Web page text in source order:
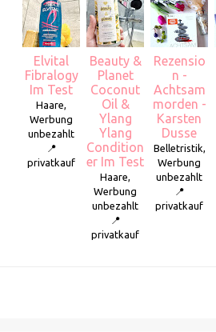
Elvital
Fibralogy
Im Test
Haare,
Werbung
unbezahlt
📍
privatkauf
Beauty &
Planet
Coconut
Oil &
Ylang
Ylang
Condition
er Im Test
Haare,
Werbung
unbezahlt
📍
privatkauf
Rezensio
n -
Achtsam
morden -
Karsten
Dusse
Belletristik,
Werbung
unbezahlt
📍
privatkauf